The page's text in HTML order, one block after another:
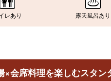
レあり 露天風呂あり
×会席料理を楽しむスタン